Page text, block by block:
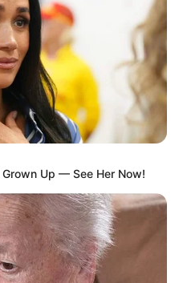
Up — See Her Now!